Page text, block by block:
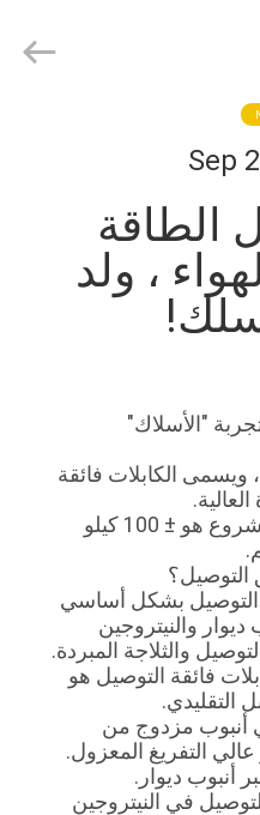
Sep
الطاقة
، ولد
"الأسلاك"
، ويسمى الكابلات فائقة
جهد تشغيل النظام لهذا المشروع هو ± 100 كيلو
التوصيل؟
التوصيل بشكل أساسي
والنيتروجين
والثلاجة المبردة.
فائقة التوصيل هو
التقليدي.
أنبوب مزدوج من
عالي التفريغ المعزول.
أنبوب ديوار.
في النيتروجين